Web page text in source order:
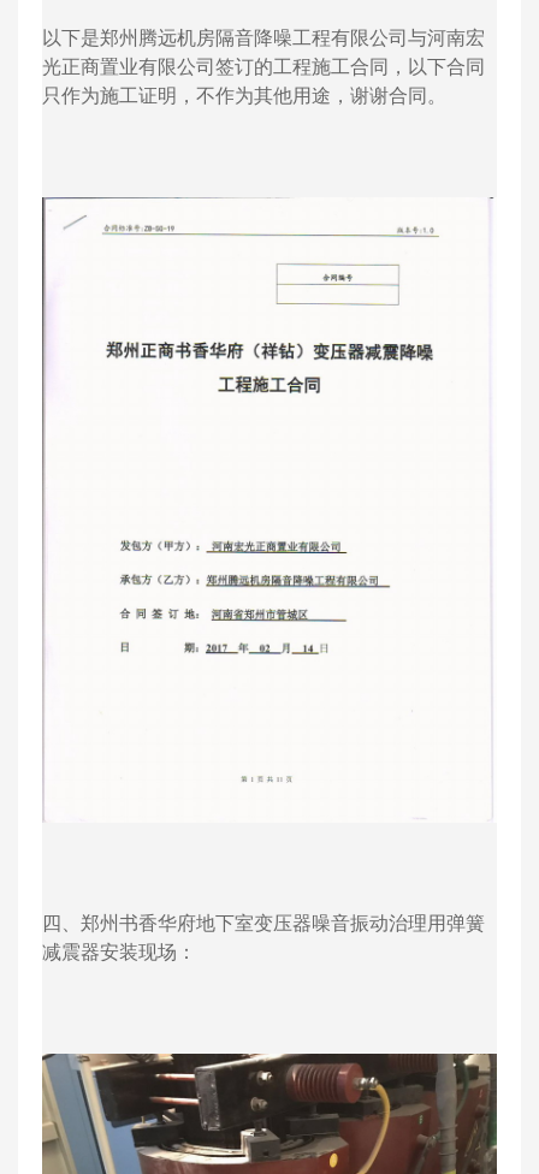
以下是郑州腾远机房隔音降噪工程有限公司与河南宏
光正商置业有限公司签订的工程施工合同，以下合同
只作为施工证明，不作为其他用途，谢谢合同。
四、郑州书香华府地下室变压器噪音振动治理用弹簧
减震器安装现场：